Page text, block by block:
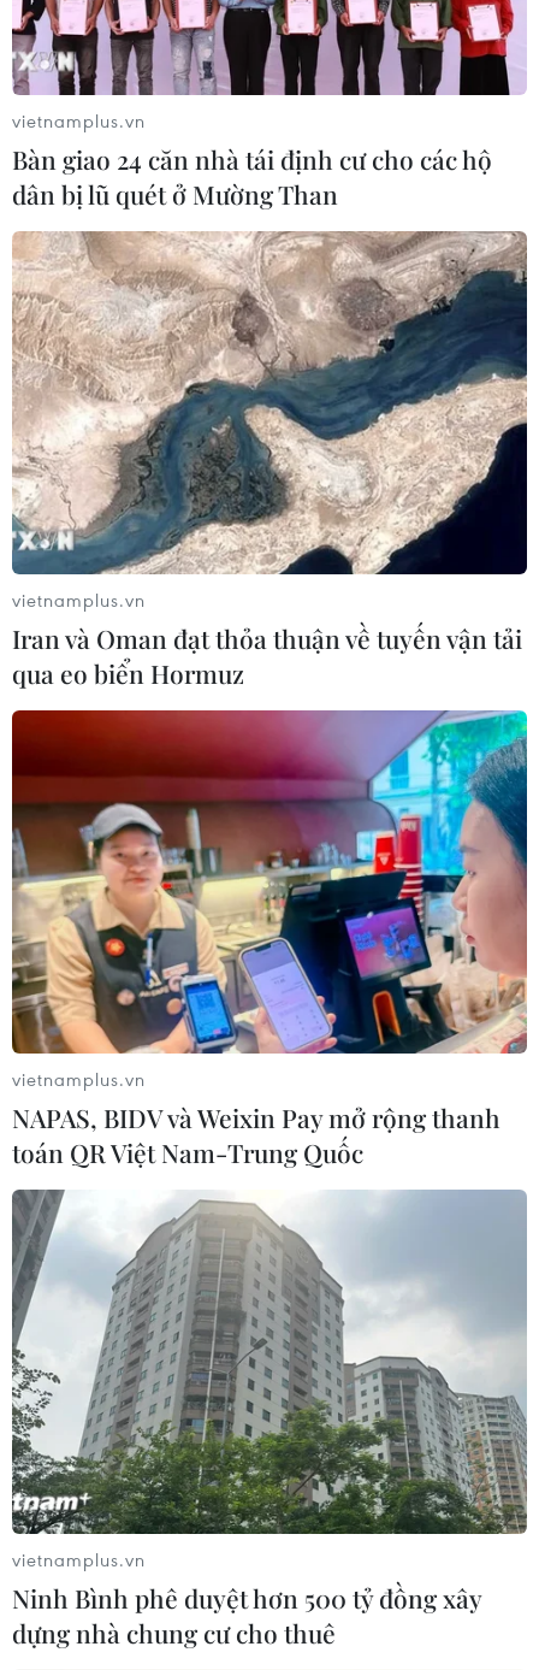
TIN CÙNG CHUYÊN MỤC
Trình diễn, chế biến bún kèn Hà
Tiên: Lan tỏa tinh hoa ẩm thực Nam
Bộ
01/08/2026 13:12
những thành phố có ẩm thực hấp
dẫn nhất thế giới
vietnamplus.vn
Bàn giao 24 căn nhà tái định cư cho các hộ
dân bị lũ quét ở Mường Than
vietnamplus.vn
Iran và Oman đạt thỏa thuận về tuyến vận tải
qua eo biển Hormuz
vietnamplus.vn
NAPAS, BIDV và Weixin Pay mở rộng thanh
toán QR Việt Nam-Trung Quốc
vietnamplus.vn
Ninh Bình phê duyệt hơn 500 tỷ đồng xây
dựng nhà chung cư cho thuê